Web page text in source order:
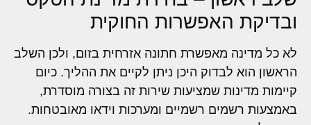
ובדיקת האפשרות החוקית
לא כל מדינה מאפשרת חתונה אזרחית בזום, ולכן השלב
הראשון הוא לבדוק היכן ניתן לקיים את ההליך. כיום
קיימות מדינות שמציעות שירות זה בצורה מוסדרת,
באמצעות רשמים רשמיים ומערכות וידאו מאובטחות.